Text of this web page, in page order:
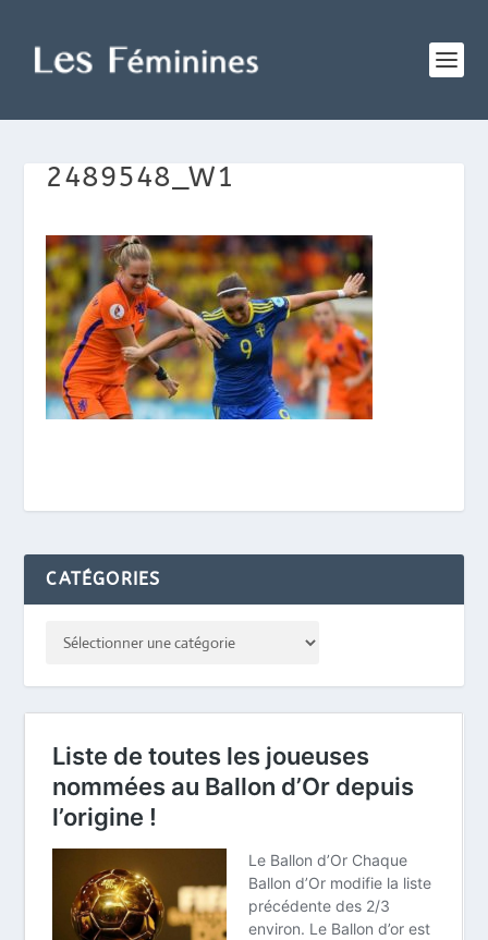
2489548_W1
CATÉGORIES